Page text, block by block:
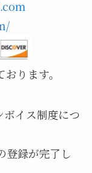
ります。
イス制度につ
登録が完了し